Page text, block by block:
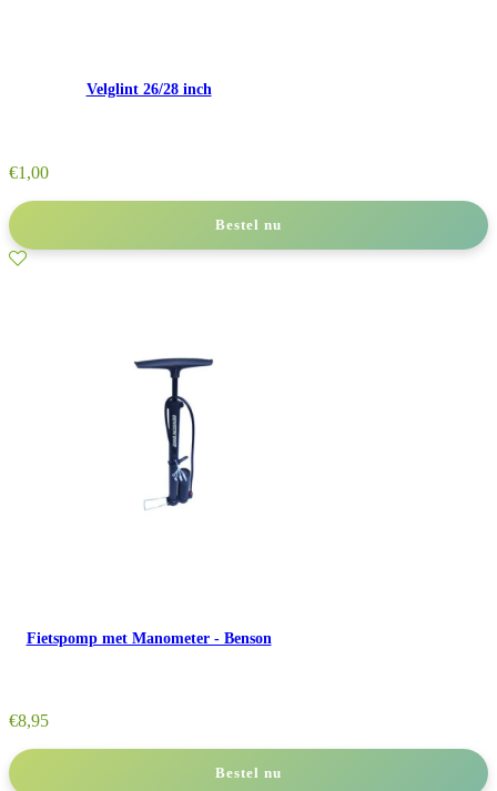
Velglint 26/28 inch
€1,00
Bestel nu
Fietspomp met Manometer - Benson
€8,95
Bestel nu